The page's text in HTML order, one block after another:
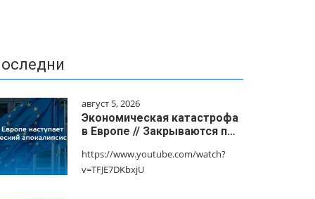
август 5, 2026
Экономическая катастрофа
в Европе // Закрываются п…
https://www.youtube.com/watch?
v=TFJE7DKbxjU